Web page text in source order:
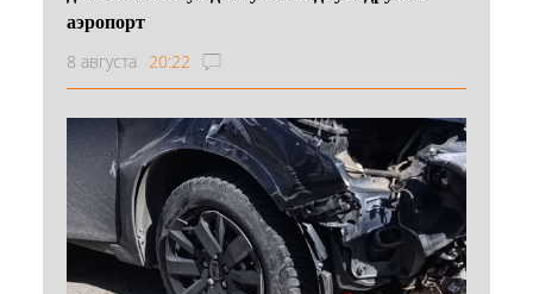
аэропорт
8 августа 20:22